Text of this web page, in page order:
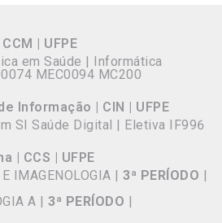
| UFPE
em Saúde | Informática
MEC0094 MC200
Informação | CIN | UFPE
SI Saúde Digital | Eletiva IF996
| CCS | UFPE
IMAGENOLOGIA | 3ª PERÍODO |
A | 3ª PERÍODO |